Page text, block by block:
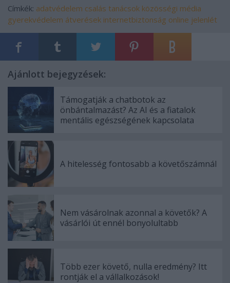
Címkék: adatvédelem csalás tanácsok közösségi média
gyerekvédelem átverések internetbiztonság online jelenlét
Ajánlott bejegyzések:
Támogatják a chatbotok az
önbántalmazást? Az AI és a fiatalok
mentális egészségének kapcsolata
A hitelesség fontosabb a követőszámnál
Nem vásárolnak azonnal a követők? A
vásárlói út ennél bonyolultabb
Több ezer követő, nulla eredmény? Itt
rontják el a vállalkozások!